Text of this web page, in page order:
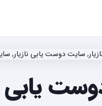
یابی